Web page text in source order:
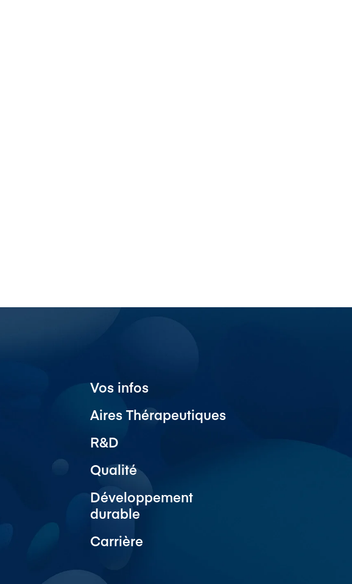
Vos infos
Aires Thérapeutiques
R&D
Qualité
Développement
durable
Carrière